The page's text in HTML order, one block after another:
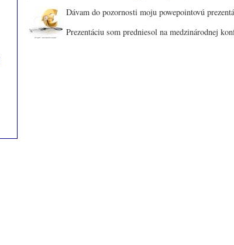
Dávam do pozornosti moju powepointovú
Prezentáciu som predniesol na medzinárodnej